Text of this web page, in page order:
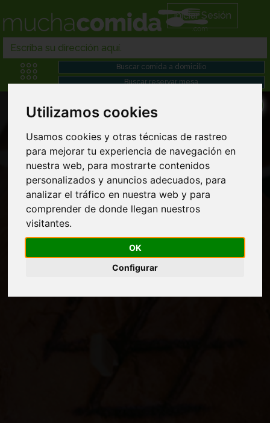
Utilizamos cookies
Usamos cookies y otras técnicas de rastreo
para mejorar tu experiencia de navegación en
nuestra web, para mostrarte contenidos
personalizados y anuncios adecuados, para
analizar el tráfico en nuestra web y para
comprender de donde llegan nuestros
visitantes.
OK
Configurar
Iniciar Sesión
Comida a domicilio en Bergasa